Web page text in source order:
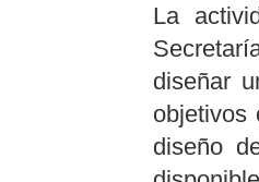
La
diseñar
objetivos
diseño